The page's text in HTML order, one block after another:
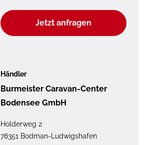
Jetzt anfragen
Händler
Burmeister Caravan-Center
Bodensee GmbH
Holderweg 2
78351 Bodman-Ludwigshafen